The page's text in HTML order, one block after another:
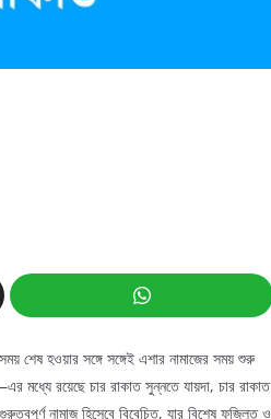
শেষ হওয়ার সঙ্গে সঙ্গেই এশার নামাজের সময় শুরু
রয়েছে চার রাকাত সুন্নতে যায়দা, চার রাকাত
নামাজ হিসেবে বিবেচিত, যার বিশেষ ফজিলত ও